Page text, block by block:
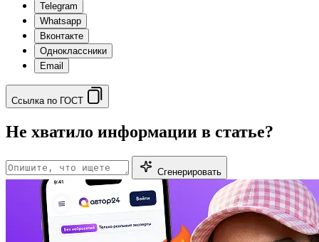
Telegram
Whatsapp
Вконтакте
Одноклассники
Email
Ссылка по ГОСТ
Не хватило информации в статье?
Сгенерировать